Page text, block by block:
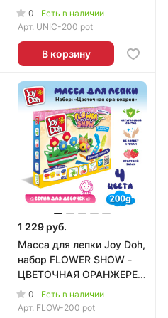
0
Есть в наличии
Арт. UNIC-200 pot
В корзину
1 229 руб.
Масса для лепки Joy Doh,
набор FLOWER SHOW -
ЦВЕТОЧНАЯ ОРАНЖЕРЕЯ,
3d формы, 11
аксессуаров, 4 баночки с
0
Есть в наличии
Арт. FLOW-200 pot